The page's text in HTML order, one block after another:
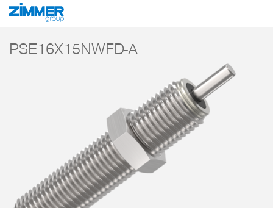
Démarrage Produits
PSE16X15NWFD-A